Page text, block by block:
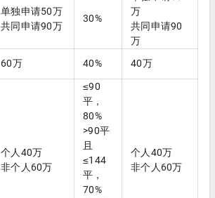
单独申请50万
共同申请90万
30%
万
共同申请90
万
60万 40% 40万
个人40万
非个人60万
≤90
平，
80%
>90平
且
≤144
平，
70%
个人40万
非个人60万